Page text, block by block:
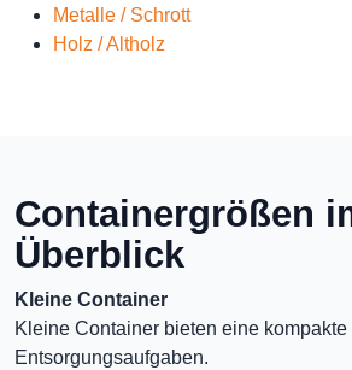
Metalle / Schrott
Holz / Altholz
Containergrößen
Überblick
Kleine Container
Kleine Container bieten eine
Entsorgungsaufgaben.